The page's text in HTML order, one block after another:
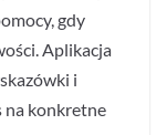
gdy
Aplikacja
i
na konkretne